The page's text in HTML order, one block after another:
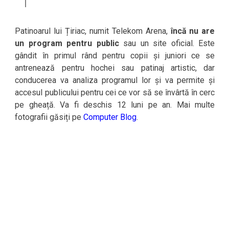
Patinoarul lui Țiriac, numit Telekom Arena,încă nu are
un program pentru publicsau un site oficial. Este
gândit în primul rând pentru copii și juniori ce se
antrenează pentru hochei sau patinaj artistic, dar
conducerea va analiza programul lor și va permite și
accesul publicului pentru cei ce vor să se învârtă în cerc
pe gheață. Va fi deschis 12 luni pe an. Mai multe
fotografii găsiți peComputer Blog.